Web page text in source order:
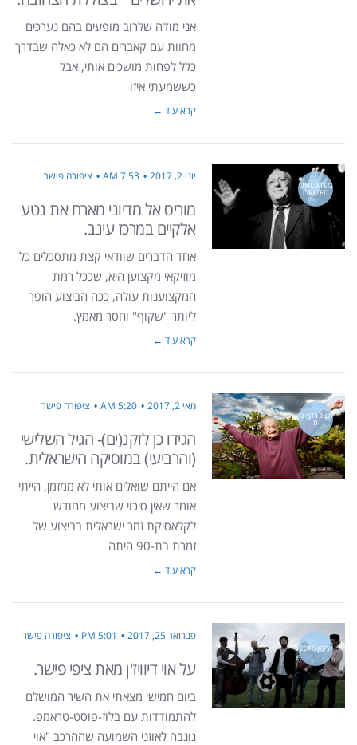
אני מודה שלרוב מופעים בהם נערכים
מחוות עם קאברים הם לא כאלה שבדרך
כלל לפחות מושכים אותי, אבל
כששמעתי איזו
קרא עוד ←
UNCATEG
ORIZED
יוני 2, 2017 7:53 AM ציפורה פישר
מוריס אל מדיוני מארח את נטע
אלקיים במרכז עינב.
אחד הדברים שוודאי קצת מתסכלים כל
מוזיקאי מקצוען היא, שככל רמת
המקצוענות עולה, ככה הביצוע הופך
ליותר "שקוף" וחסר מאמץ.
קרא עוד ←
מוצג בדף בי
ת
מאי 2, 2017 5:20 AM ציפורה פישר
הגידו כן לזקנ(ים)- הגיל השלישי
(והרביעי) במוסיקה הישראלית.
אם הייתם שואלים אותי לא ממזמן, הייתי
אומר שאין סיכוי שביצוע מחודש
לקלאסיקת זמר ישראלית בביצוע של
זמרת בת-90 היתה
קרא עוד ←
ארכיון 2016
פברואר 25, 2017 5:01 PM ציפורה פישר
על אוי דיוויז'ן מאת ציפי פישר.
ביום חמישי מצאתי את השיר המושלם
להתמודדות עם בלוז-פוסט-טראמפ.
גונבה לאוזני השמועה שההרכב "אוי